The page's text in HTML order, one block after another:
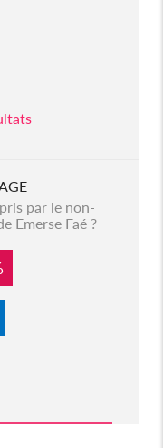
par le non-
Emerse Faé ?